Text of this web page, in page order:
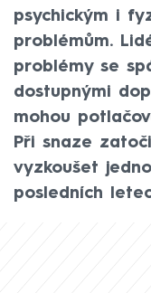
psychickým i
problémům.
problémy se
dostupnými
mohou
Při snaze
vyzkoušet
posledních